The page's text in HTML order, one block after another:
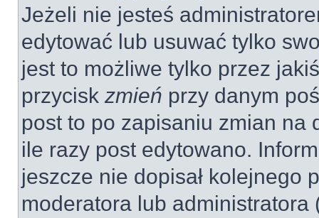
Jeżeli nie jesteś
edytować lub usuwać tylko
jest to możliwe tylko przez
przycisk zmień przy danym
post to po zapisaniu zmian na
ile razy post edytowano.
jeszcze nie dopisał kolejnego
moderatora lub